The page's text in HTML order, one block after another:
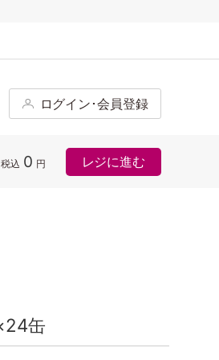
ログイン･会員登録
税込 0 円 レジに進む
缶